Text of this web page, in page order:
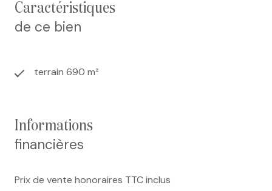
caractéristiques
de ce bien
terrain 690 m²
informations
financières
Prix de vente honoraires TTC inclus